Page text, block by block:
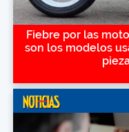
Fiebre por las
son los modelos